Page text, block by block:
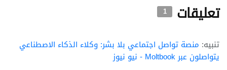
تعليقات 1
تنبيه: منصة تواصل اجتماعي بلا بشر: وكلاء الذكاء الاصطناعي
يتواصلون عبر Moltbook - نيو نيوز